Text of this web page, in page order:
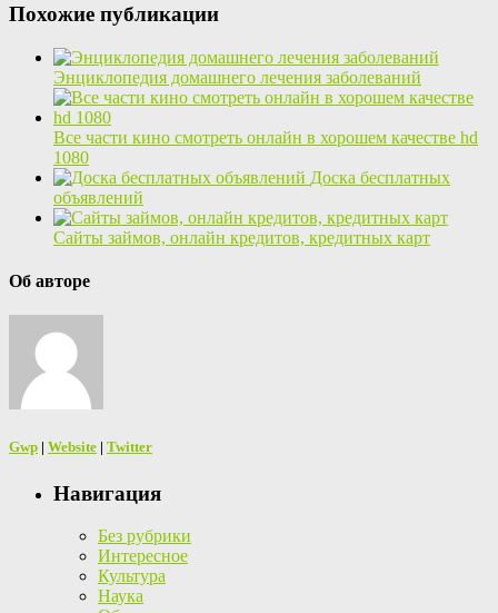
Похожие публикации
Энциклопедия домашнего лечения заболеваний
Все части кино смотреть онлайн в хорошем качестве hd
1080
Доска бесплатных
объявлений
Сайты займов, онлайн кредитов, кредитных карт
Об авторе
Gwp | Website | Twitter
Навигация
Без рубрики
Интересное
Культура
Наука